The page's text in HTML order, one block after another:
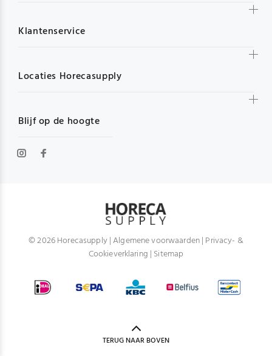
Blijf op de hoogte
Klantenservice
Locaties Horecasupply
© 2026 Horecasupply |Algemene voorwaarden| Privacy- &
Cookieverklaring | Sitemap
TERUG NAAR BOVEN